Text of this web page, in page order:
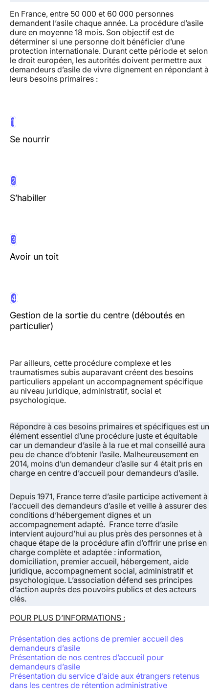
En France, entre 50 000 et 60 000 personnes
demandent l’asile chaque année. La procédure d’asile
dure en moyenne 18 mois. Son objectif est de
déterminer si une personne doit bénéficier d’une
protection internationale. Durant cette période et selon
le droit européen, les autorités doivent permettre aux
demandeurs d’asile de vivre dignement en répondant à
leurs besoins primaires :
1
Se nourrir
2
S’habiller
3
Avoir un toit
4
Gestion de la sortie du centre (déboutés en
particulier)
Par ailleurs, cette procédure complexe et les
traumatismes subis auparavant créent des besoins
particuliers appelant un accompagnement spécifique
au niveau juridique, administratif, social et
psychologique.
Répondre à ces besoins primaires et spécifiques est un
élément essentiel d’une procédure juste et équitable
car un demandeur d’asile à la rue et mal conseillé aura
peu de chance d’obtenir l’asile. Malheureusement en
2014, moins d’un demandeur d’asile sur 4 était pris en
charge en centre d’accueil pour demandeurs d’asile.
Depuis 1971, France terre d’asile participe activement à
l’accueil des demandeurs d’asile et veille à assurer des
conditions d’hébergement dignes et un
accompagnement adapté. France terre d’asile
intervient aujourd’hui au plus près des personnes et à
chaque étape de la procédure afin d’offrir une prise en
charge complète et adaptée : information,
domiciliation, premier accueil, hébergement, aide
juridique, accompagnement social, administratif et
psychologique. L’association défend ses principes
d’action auprès des pouvoirs publics et des acteurs
clés.
POUR PLUS D’INFORMATIONS :
Présentation des actions de premier accueil des
demandeurs d’asile
Présentation de nos centres d’accueil pour
demandeurs d’asile
Présentation du service d’aide aux étrangers retenus
dans les centres de rétention administrative